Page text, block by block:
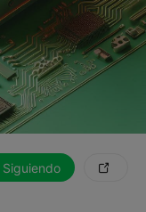
Siguiendo 